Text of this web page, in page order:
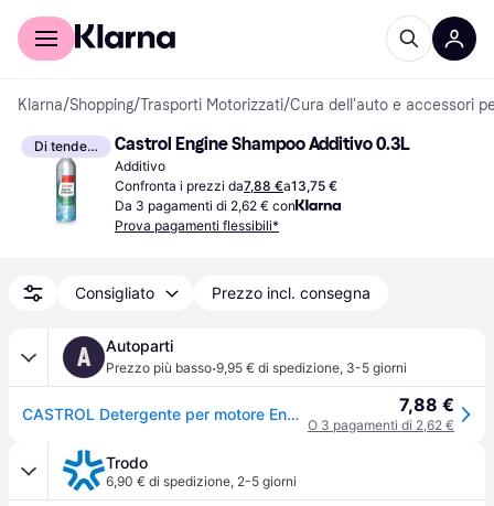
Per il tuo shopping
Klarna/Shopping/Trasporti Motorizzati/Cura dell'auto e accessori
Di tendenza Castrol Engine Shampoo Additivo 0.3L
Additivo
Confronta i prezzi da7,88 €a13,75 €
Da 3 pagamenti di 2,62 € con
Prova pagamenti flessibili*
Consigliato Prezzo incl. consegna
A Autoparti
Prezzo più basso·9,95 € di spedizione, 3-5 giorni
CASTROL Detergente per motore Engine Shampoo Contenuto: 300ml 15CF7C 7,88 €
O 3 pagamenti di 2,62 €
Trodo
6,90 € di spedizione, 2-5 giorni